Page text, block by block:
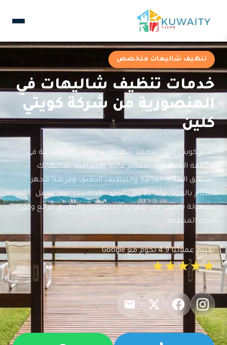
تنظيف شاليهات متخصص
خدمات تنظيف شاليهات في
المنصورية من شركة كويتي
كلين
تقدم كويتي كلين خدمات تنظيف شاليهات متخصصة في
منطقة المنصورية بمعايير عالية واحترافية. شاليهاتك
تستحق العناية الفائقة والتنظيف الدقيق، وفريقنا مجهز
للقيام بالعمل بكفاءة وفي الوقت المناسب. نحن نعمل
بسهولة بالقرب من تعاونية المنصورية والطريق الرابع وكل
أنحاء المنطقة.
تقييم عملائنا 4.9 نجوم مع Google
★★★★★